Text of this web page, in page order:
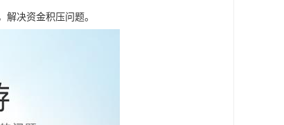
决资金积压问题。